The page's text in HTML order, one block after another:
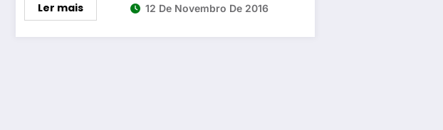
Ler mais 12 De Novembro De 2016